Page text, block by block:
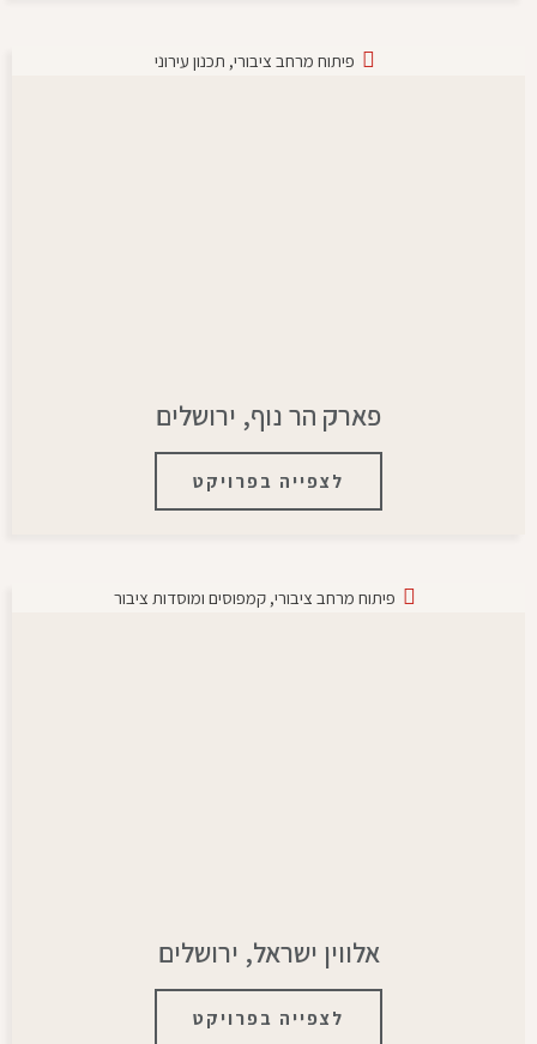
פיתוח מרחב ציבורי, תכנון עירוני
פארק הר נוף, ירושלים
לצפייה בפרויקט
פיתוח מרחב ציבורי, קמפוסים ומוסדות ציבור
אלווין ישראל, ירושלים
לצפייה בפרויקט